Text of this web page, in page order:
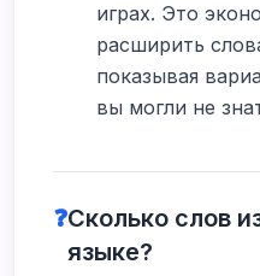
играх. Это
расширить
показывая
вы могли не
❓Сколько слов
языке?